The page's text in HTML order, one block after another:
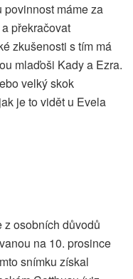
máme za
překračovat
zkušenosti s tím má
mlaďoši Kady a Ezra.
velký skok
je to vidět u Evela
z osobních důvodů
na 10. prosince
snímku získal